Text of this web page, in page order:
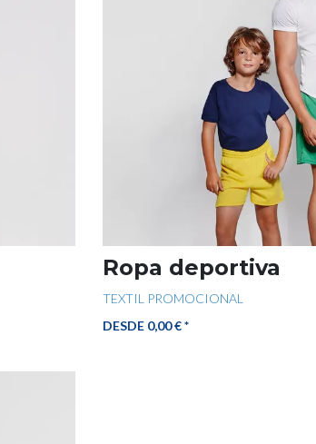
Ropa deportiva
TEXTIL PROMOCIONAL
DESDE 0,00 € *